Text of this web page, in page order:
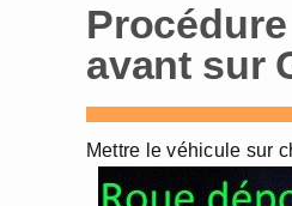
avant sur
Mettre le véhicule sur